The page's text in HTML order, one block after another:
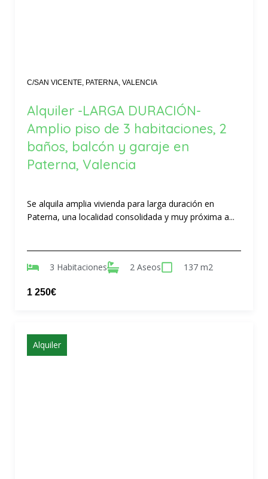
C/SAN VICENTE, PATERNA, VALENCIA
Alquiler -LARGA DURACIÓN-
Amplio piso de 3 habitaciones, 2
baños, balcón y garaje en
Paterna, Valencia
Se alquila amplia vivienda para larga duración en
Paterna, una localidad consolidada y muy próxima a...
3 Habitaciones 2 Aseos 137 m2
1 250€
Alquiler